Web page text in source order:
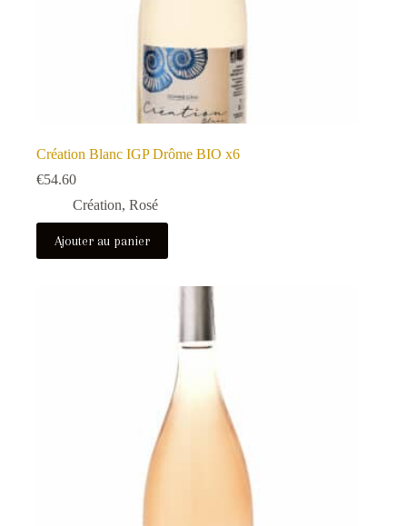
Création Blanc IGP Drôme BIO x6
€54.60
Création, Rosé
Ajouter au panier